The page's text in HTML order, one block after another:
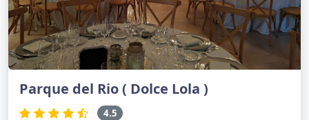
Parque del Rio ( Dolce Lola )
4.5